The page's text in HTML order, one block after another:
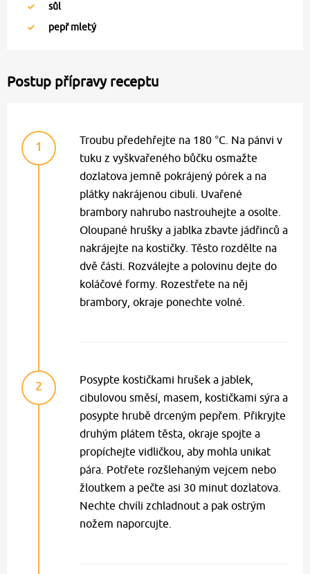
sůl
pepř mletý
Postup přípravy receptu
1
Troubu předehřejte na 180 °C. Na pánvi v
tuku z vyškvařeného bůčku osmažte
dozlatova jemně pokrájený pórek a na
plátky nakrájenou cibuli. Uvařené
brambory nahrubo nastrouhejte a osolte.
Oloupané hrušky a jablka zbavte jádřinců a
nakrájejte na kostičky. Těsto rozdělte na
dvě části. Rozválejte a polovinu dejte do
koláčové formy. Rozestřete na něj
brambory, okraje ponechte volné.
2
Posypte kostičkami hrušek a jablek,
cibulovou směsí, masem, kostičkami sýra a
posypte hrubě drceným pepřem. Přikryjte
druhým plátem těsta, okraje spojte a
propíchejte vidličkou, aby mohla unikat
pára. Potřete rozšlehaným vejcem nebo
žloutkem a pečte asi 30 minut dozlatova.
Nechte chvíli zchladnout a pak ostrým
nožem naporcujte.